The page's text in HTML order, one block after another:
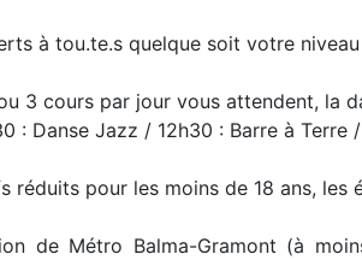
à tou.te.s quelque soit votre
3 cours par jour vous attendent, la
: Danse Jazz / 12h30 : Barre à Terre
réduits pour les moins de 18 ans,
de Métro Balma-Gramont (à